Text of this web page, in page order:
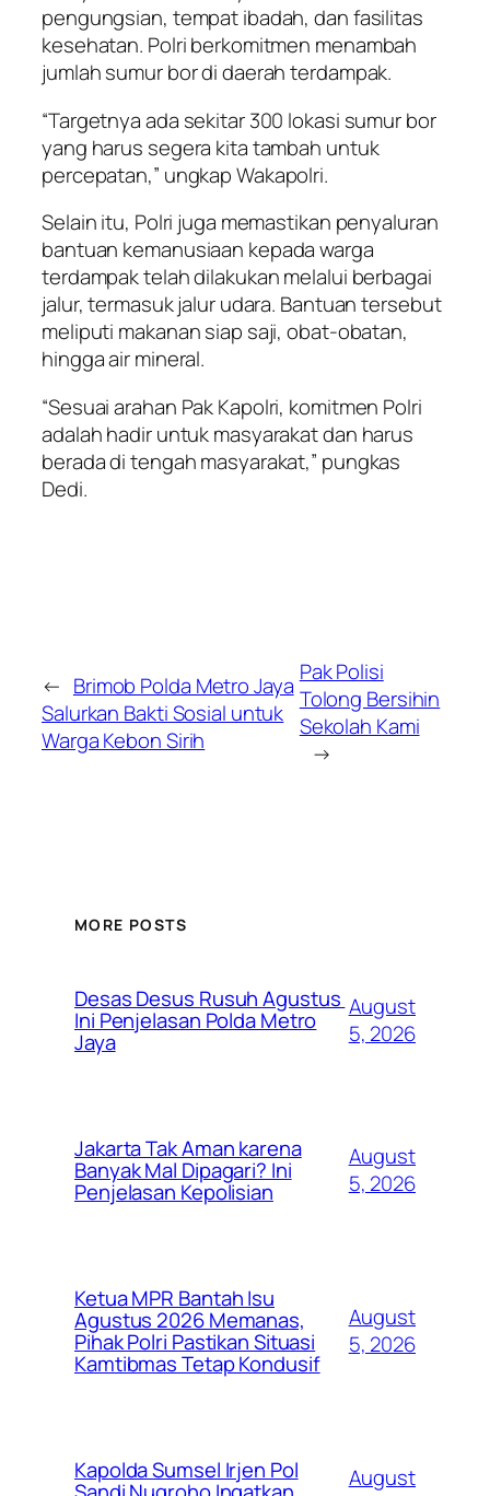
pengungsian, tempat ibadah, dan fasilitas
kesehatan. Polri berkomitmen menambah
jumlah sumur bor di daerah terdampak.
“Targetnya ada sekitar 300 lokasi sumur bor
yang harus segera kita tambah untuk
percepatan,” ungkap Wakapolri.
Selain itu, Polri juga memastikan penyaluran
bantuan kemanusiaan kepada warga
terdampak telah dilakukan melalui berbagai
jalur, termasuk jalur udara. Bantuan tersebut
meliputi makanan siap saji, obat-obatan,
hingga air mineral.
“Sesuai arahan Pak Kapolri, komitmen Polri
adalah hadir untuk masyarakat dan harus
berada di tengah masyarakat,” pungkas
Dedi.
← Brimob Polda Metro Jaya
Salurkan Bakti Sosial untuk
Warga Kebon Sirih
Pak Polisi
Tolong Bersihin
Sekolah Kami
→
MORE POSTS
Desas Desus Rusuh Agustus
Ini Penjelasan Polda Metro
Jaya
August
5, 2026
Jakarta Tak Aman karena
Banyak Mal Dipagari? Ini
Penjelasan Kepolisian
August
5, 2026
Ketua MPR Bantah Isu
Agustus 2026 Memanas,
Pihak Polri Pastikan Situasi
Kamtibmas Tetap Kondusif
August
5, 2026
Kapolda Sumsel Irjen Pol
August